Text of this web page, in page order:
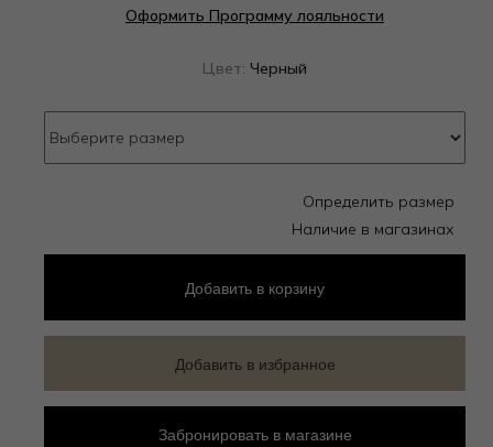
Оформить Программу лояльности
Цвет: Черный
Определить размер
Наличие в магазинах
Добавить в корзину
Добавить в избранное
Забронировать в магазине